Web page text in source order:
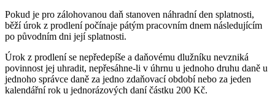
Pokud je pro zálohovanou daň stanoven náhradní den splatnosti,
běží úrok z prodlení počínaje pátým pracovním dnem následujícím
po původním dni její splatnosti.
Úrok z prodlení se nepředepíše a daňovému dlužníku nevzniká
povinnost jej uhradit, nepřesáhne-li v úhrnu u jednoho druhu daně u
jednoho správce daně za jedno zdaňovací období nebo za jeden
kalendářní rok u jednorázových daní částku 200 Kč.